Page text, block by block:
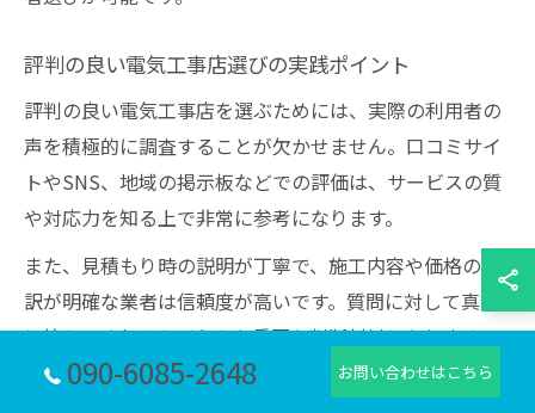
評判の良い電気工事店選びの実践ポイント
評判の良い電気工事店を選ぶためには、実際の利用者の
声を積極的に調査することが欠かせません。口コミサイ
トやSNS、地域の掲示板などでの評価は、サービスの質
や対応力を知る上で非常に参考になります。
また、見積もり時の説明が丁寧で、施工内容や価格の内
訳が明確な業者は信頼度が高いです。質問に対して真摯
に答えてくれるかどうかも重要な判断材料となります。
さらに、施工後のアフターサービスが充実しているかど
090-6085-2648 お問い合わせはこちら